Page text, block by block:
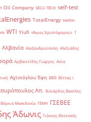
Oil Company SECU-TECH self-test
TotalEnergy twitter
WTI Yiufi «Άγιος Χριστόφορος» ΄1
Αλβανία Αλεξανδρούπολη Αλεξιάδης
Αρβανιτίδης Γιώργος Ασία
Αχτσιόγλου Έφη ΒΕΘ Βέττας Ι.
Απ. Βιλιάρδος Βασίλης
Βόρεια Μακεδονία ΓΕΜΗ ΓΣΕΒΕΕ
Άδωνις Γιάννης Θεοτοκάς